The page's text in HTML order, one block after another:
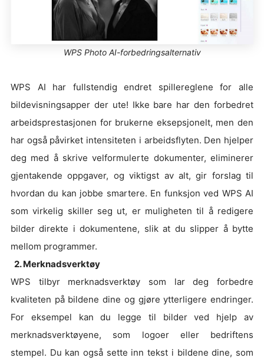
WPS Photo AI-forbedringsalternativ
WPS AI har fullstendig endret spillereglene for alle
bildevisningsapper der ute! Ikke bare har den forbedret
arbeidsprestasjonen for brukerne eksepsjonelt, men den
har også påvirket intensiteten i arbeidsflyten. Den hjelper
deg med å skrive velformulerte dokumenter, eliminerer
gjentakende oppgaver, og viktigst av alt, gir forslag til
hvordan du kan jobbe smartere. En funksjon ved WPS AI
som virkelig skiller seg ut, er muligheten til å redigere
bilder direkte i dokumentene, slik at du slipper å bytte
mellom programmer.
2. Merknadsverktøy
WPS tilbyr merknadsverktøy som lar deg forbedre
kvaliteten på bildene dine og gjøre ytterligere endringer.
For eksempel kan du legge til bilder ved hjelp av
merknadsverktøyene, som logoer eller bedriftens
stempel. Du kan også sette inn tekst i bildene dine, som